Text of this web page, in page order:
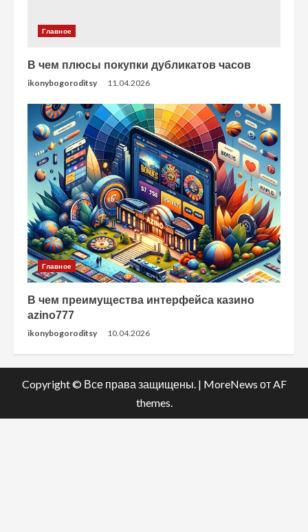
Главное
В чем плюсы покупки дубликатов часов
ikonybogoroditsy 11.04.2026
Главное
В чем преимущества интерфейса казино
azino777
ikonybogoroditsy 10.04.2026
Copyright © Все права защищены. | MoreNews от AF
themes.